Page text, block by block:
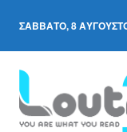
ΣΆΒΒΑΤΟ, 8